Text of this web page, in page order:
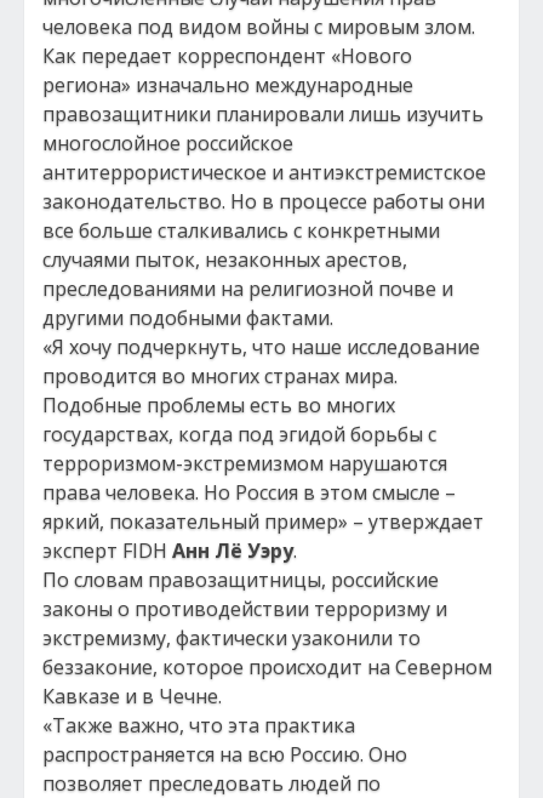
человека под видом войны с мировым злом.
Как передает корреспондент «Нового
региона» изначально международные
правозащитники планировали лишь изучить
многослойное российское
антитеррористическое и антиэкстремистское
законодательство. Но в процессе работы они
все больше сталкивались с конкретными
случаями пыток, незаконных арестов,
преследованиями на религиозной почве и
другими подобными фактами.
«Я хочу подчеркнуть, что наше исследование
проводится во многих странах мира.
Подобные проблемы есть во многих
государствах, когда под эгидой борьбы с
терроризмом-экстремизмом нарушаются
права человека. Но Россия в этом смысле –
яркий, показательный пример» – утверждает
эксперт FIDH Анн Лё Уэру.
По словам правозащитницы, российские
законы о противодействии терроризму и
экстремизму, фактически узаконили то
беззаконие, которое происходит на Северном
Кавказе и в Чечне.
«Также важно, что эта практика
распространяется на всю Россию. Оно
позволяет преследовать людей по